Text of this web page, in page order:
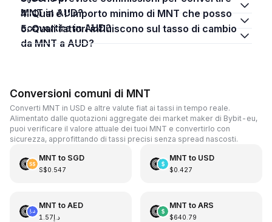
MNT in AUD?
4. Qual è l'importo minimo di MNT che posso
convertire in AUD?
5. Quali fattori influiscono sul tasso di cambio
da MNT a AUD?
Conversioni comuni di MNT
Converti MNT in USD e altre valute fiat ai tassi in tempo reale.
Alimentato dalle quotazioni aggregate dei market maker di Bybit-eu,
puoi verificare il valore attuale dei tuoi MNT e convertirlo con
sicurezza, approfittando di tassi precisi senza spread nascosti.
MNT to SGD
S$0.547
MNT to USD
$0.427
MNT to AED
د.إ1.57
MNT to ARS
$640.79